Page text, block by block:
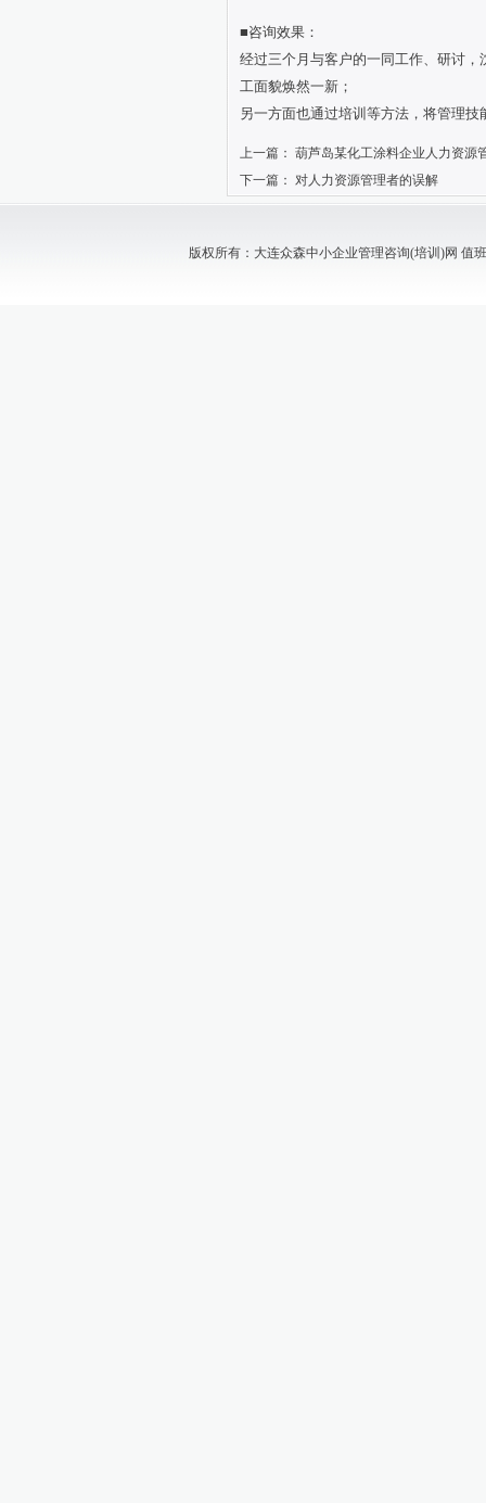
■咨询效果：
经过三个月与客户的一同工作、研讨，
工面貌焕然一新；
另一方面也通过培训等方法，将管理
上一篇： 葫芦岛某化工涂料企业人力资源
下一篇： 对人力资源管理者的误解
版权所有：大连众森中小企业管理咨询(培训)网 值